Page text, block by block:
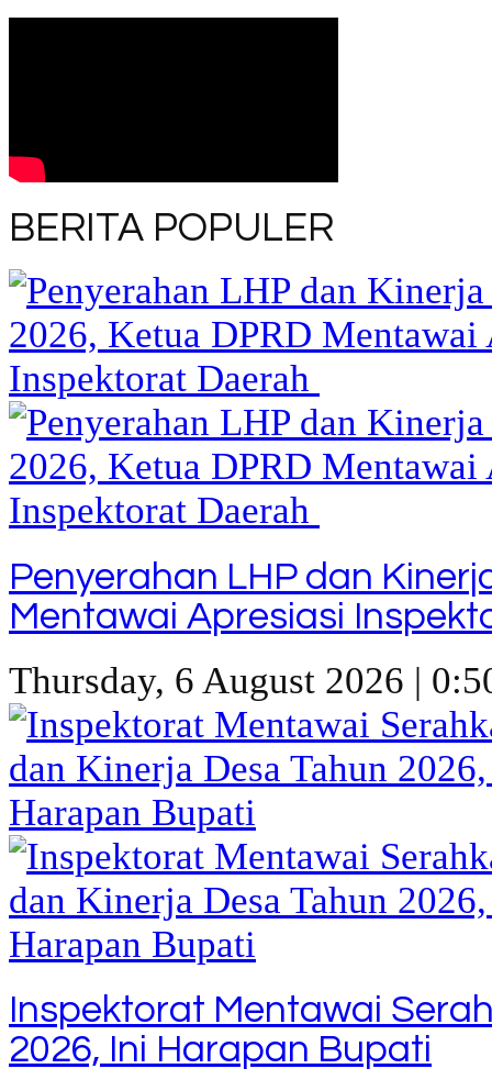
BERITA POPULER
Penyerahan LHP dan
Mentawai Apresiasi
Thursday, 6 August 2026 |
Inspektorat Mentawai
2026, Ini Harapan Bupati